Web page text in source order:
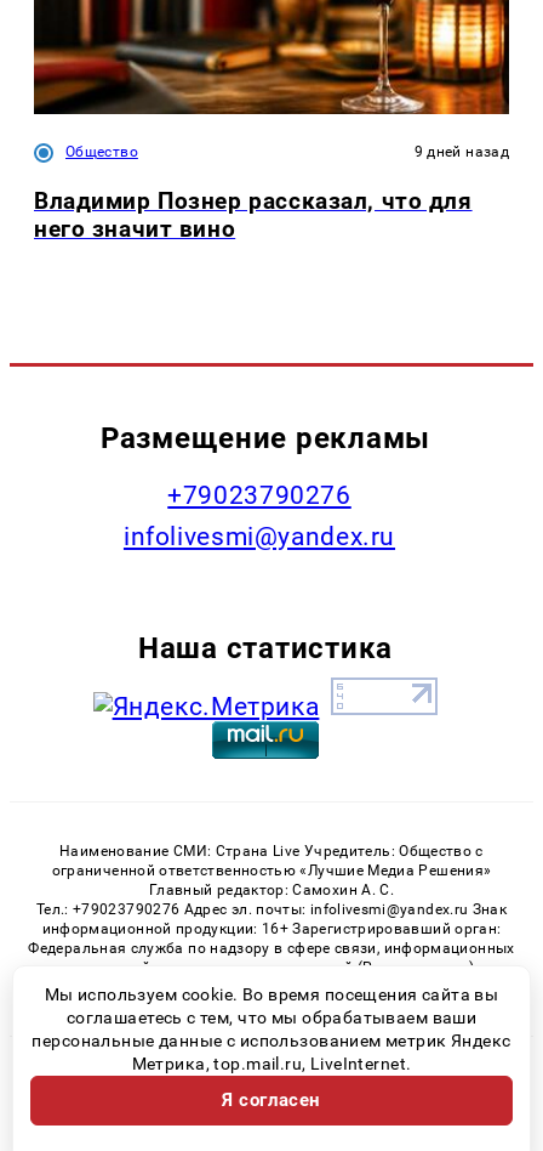
Общество 9 дней назад
Владимир Познер рассказал, что для
него значит вино
Размещение рекламы
+79023790276
infolivesmi@yandex.ru
Наша статистика
Наименование СМИ: Страна Live Учредитель: Общество с
ограниченной ответственностью «Лучшие Медиа Решения»
Главный редактор: Самохин А. С.
Тел.: +79023790276 Адрес эл. почты: infolivesmi@yandex.ru Знак
информационной продукции: 16+ Зарегистрировавший орган:
Федеральная служба по надзору в сфере связи, информационных
технологий и массовых коммуникаций (Роскомнадзор)
Регистрационный номер СМИ ЭЛ № ФС 77 - 82538 от 21.01.2022
© 2026 «» | Все права защищены
Возрастная категория сайта 16+
Политика конфиденциальности
Мы используем cookie. Во время посещения сайта вы
соглашаетесь с тем, что мы обрабатываем ваши
персональные данные с использованием метрик Яндекс
Метрика, top.mail.ru, LiveInternet.
Я согласен